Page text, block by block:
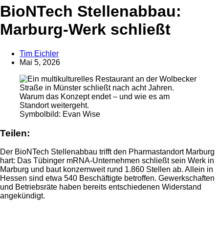
BioNTech Stellenabbau:
Marburg-Werk schließt
Tim Eichler
Mai 5, 2026
Symbolbild: Evan Wise
Teilen:
Der BioNTech Stellenabbau trifft den Pharmastandort Marburg
hart: Das Tübinger mRNA-Unternehmen schließt sein Werk in
Marburg und baut konzernweit rund 1.860 Stellen ab. Allein in
Hessen sind etwa 540 Beschäftigte betroffen. Gewerkschaften
und Betriebsräte haben bereits entschiedenen Widerstand
angekündigt.